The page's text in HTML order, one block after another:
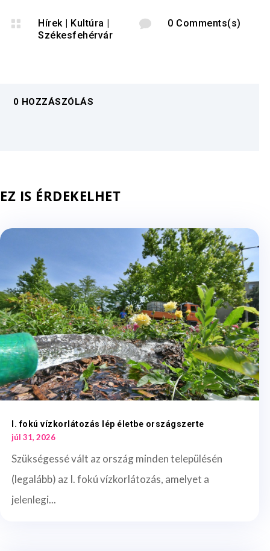
 Hírek | Kultúra |
Székesfehérvár
 0 Comments(s)
0 HOZZÁSZÓLÁS
EZ IS ÉRDEKELHET
I. fokú vízkorlátozás lép életbe országszerte
júl 31, 2026
Szükségessé vált az ország minden településén
(legalább) az I. fokú vízkorlátozás, amelyet a
jelenlegi...